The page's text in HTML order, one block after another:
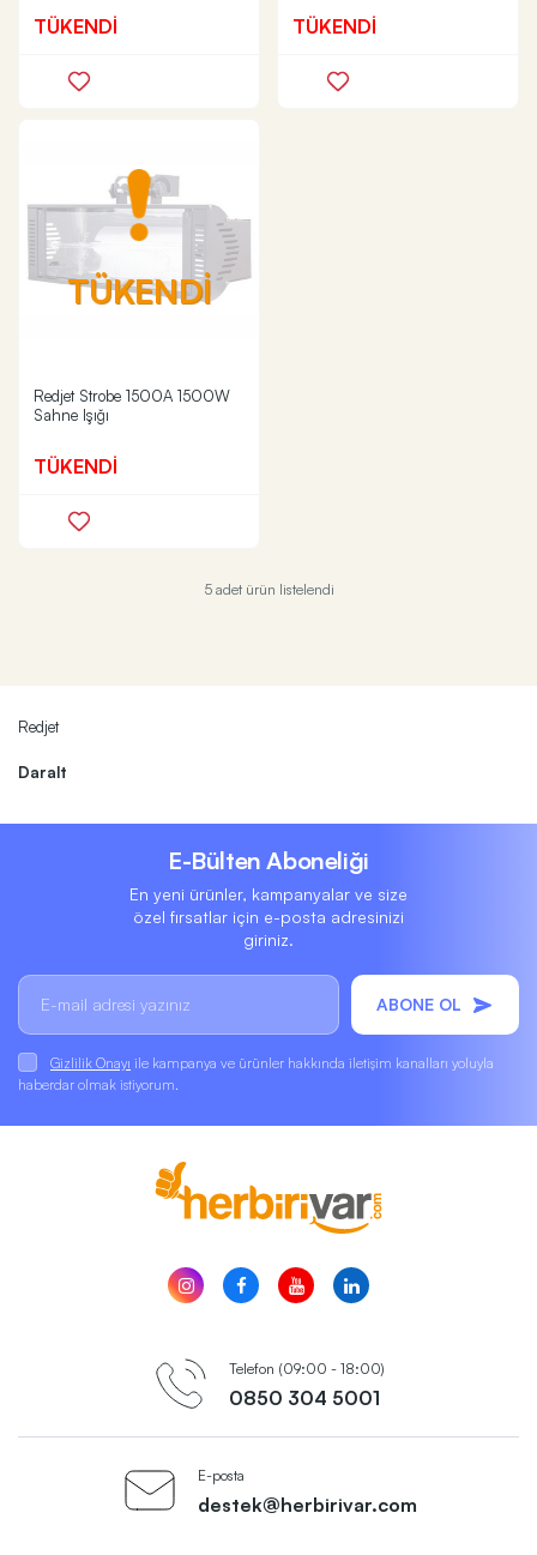
TÜKENDİ TÜKENDİ
TÜKENDİ
Redjet Strobe 1500A 1500W
Sahne Işığı
TÜKENDİ
5 adet ürün listelendi
Redjet
Daralt
E-Bülten Aboneliği
En yeni ürünler, kampanyalar ve size
özel fırsatlar için e-posta adresinizi
giriniz.
ABONE OL
Gizlilik Onayı ile kampanya ve ürünler hakkında iletişim kanalları yoluyla
haberdar olmak istiyorum.
Telefon (09:00 - 18:00)
0850 304 5001
E-posta
destek@herbirivar.com